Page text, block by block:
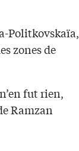
Politkovskaïa,
zones de
fut rien,
Ramzan